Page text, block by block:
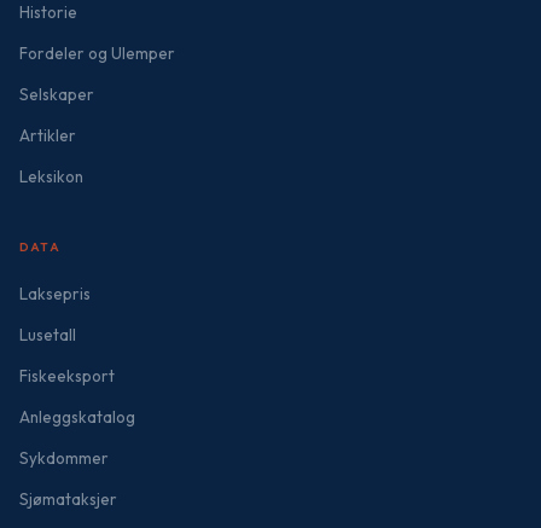
Historie
Fordeler og Ulemper
Selskaper
Artikler
Leksikon
DATA
Laksepris
Lusetall
Fiskeeksport
Anleggskatalog
Sykdommer
Sjømataksjer